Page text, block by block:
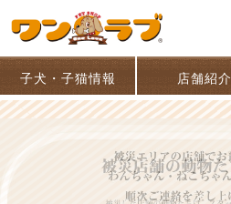
子犬・子猫情報 店舗紹介